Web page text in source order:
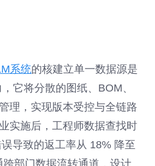
系统的核建立单一数据源是
它将分散的图纸、BOM、
理，实现版本受控与全链路
实施后，工程师数据查找时
导致的返工率从 18% 降至